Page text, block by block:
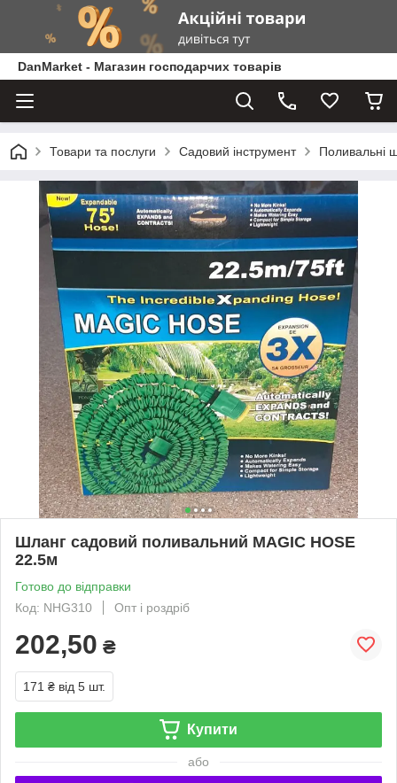
DanMarket - Магазин господарчих товарів
Товари та послуги Садовий інструмент Поливальні
Шланг садовий поливальний MAGIC HOSE
22.5м
Готово до відправки
Код: NHG310
Опт і роздріб
202,50 ₴
171 ₴ від 5 шт.
Купити
або